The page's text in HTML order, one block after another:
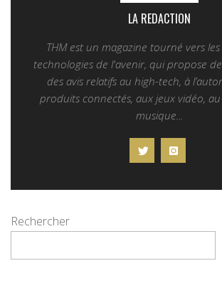
LA REDACTION
THM est un magazine tourné vers les
technologies de l'avenir, qui propose
des avis relatifs au high-tech, à
produits connectés, aux jeux vidéo,
musique...
Rechercher